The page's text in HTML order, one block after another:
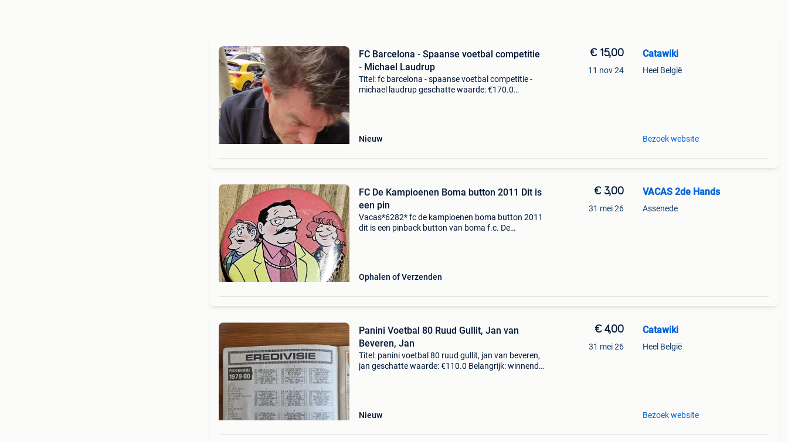
FC Barcelona - Spaanse voetbal competitie
- Michael Laudrup
Titel: fc barcelona - spaanse voetbal competitie -
michael laudrup geschatte waarde: €170.0
Nieuw
€ 15,00
11 nov 24
Catawiki
Heel België
Bezoek website
FC De Kampioenen Boma button 2011 Dit is
een pin
Vacas*6282* fc de kampioenen boma button 2011
dit is een pinback button van boma f.c. De
Ophalen of Verzenden
€ 3,00
31 mei 26
VACAS 2de Hands
Assenede
Panini Voetbal 80 Ruud Gullit, Jan van
Beveren, Jan
Titel: panini voetbal 80 ruud gullit, jan van beveren,
jan geschatte waarde: €110.0 Belangrijk: winnende
Nieuw
€ 4,00
31 mei 26
Catawiki
Heel België
Bezoek website